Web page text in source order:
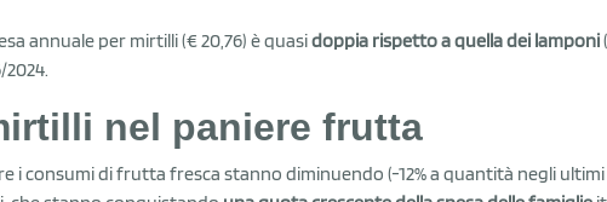
annuale per mirtilli (€ 20,76) è quasidoppia rispetto a quella dei lamponi
nel paniere frutta
i consumi di frutta fresca stanno diminuendo (-12% a quantità negli